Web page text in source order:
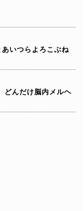
いつらよろこぶね
どんだけ脳内メルヘ